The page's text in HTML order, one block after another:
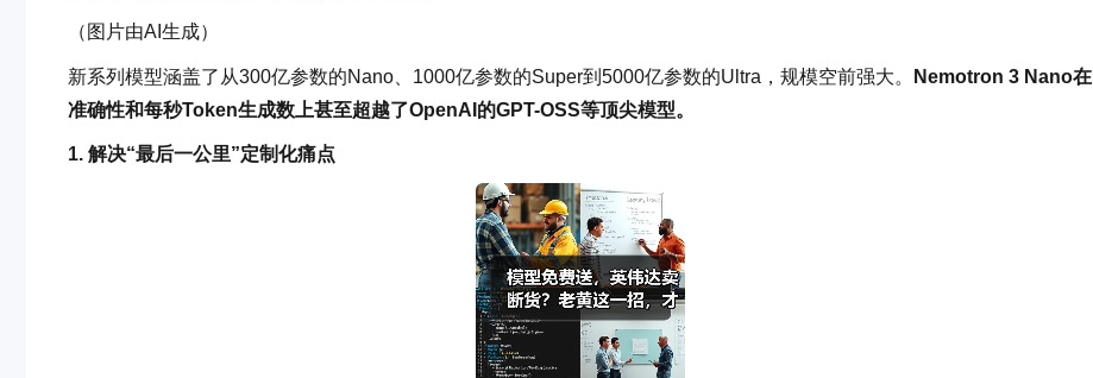
（图片由AI生成）
新系列模型涵盖了从300亿参数的Nano、1000亿参数的Super到5000亿参数的Ultra，规模空前强大。
Nemotron 3 Nano在
准确性和每秒Token生成数上甚至超越了OpenAI的GPT-OSS等顶尖模型。
1. 解决“最后一公里”定制化痛点